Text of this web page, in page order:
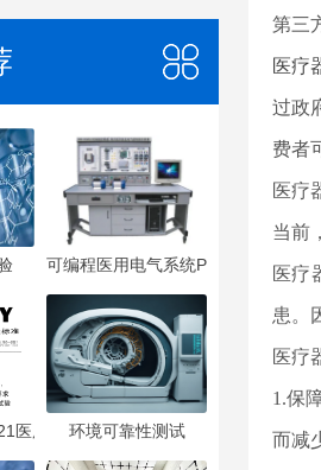
可编程医用电气系统PEMS
医用电气设备 第1-2部分：基本安全和基
环境可靠性测试
第三
医疗
过政
费者
医疗
当前
医疗
患。
医疗
1.保
而减